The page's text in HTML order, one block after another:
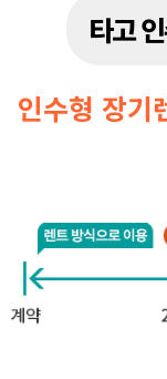
타고
인수형 장기